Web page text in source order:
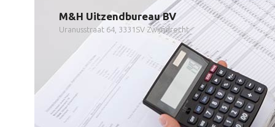
M&H Uitzendbureau BV
Uranusstraat 64, 3331SV Zwijndrecht